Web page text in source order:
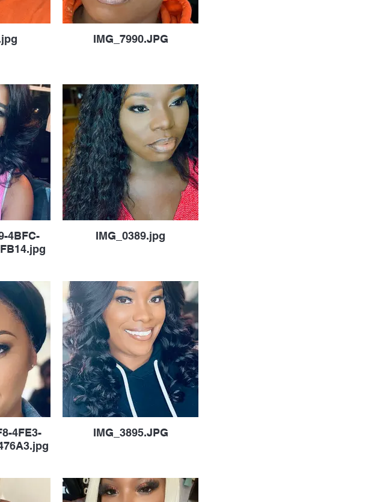
IMG_7990.JPG
4BFC-
IMG_0389.jpg
4FE3-
IMG_3895.JPG